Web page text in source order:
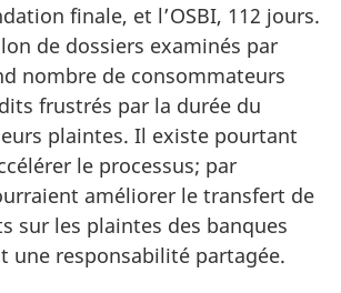
finale, et l’OSBI, 112 jours.
de dossiers examinés par
nombre de consommateurs
frustrés par la durée du
plaintes. Il existe pourtant
le processus; par
améliorer le transfert de
sur les plaintes des banques
une responsabilité partagée.